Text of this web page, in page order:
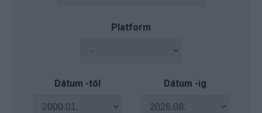
Platform
Dátum -tól Dátum -ig